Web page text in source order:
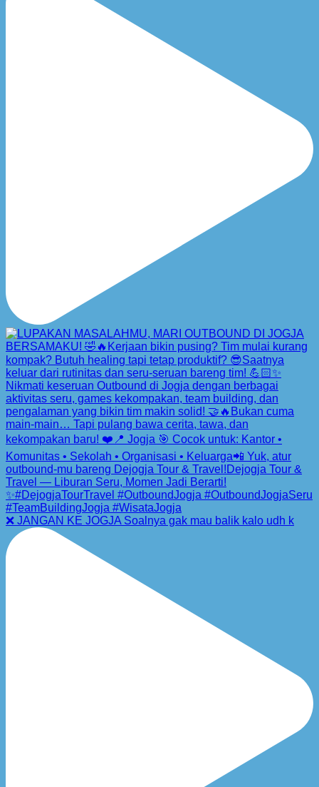
❌ JANGAN KE JOGJA Soalnya gak mau balik kalo udh k